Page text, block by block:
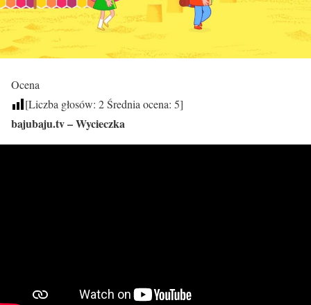
Ocena
[Liczba głosów: 2Średnia ocena: 5]
bajubaju.tv – Wycieczka